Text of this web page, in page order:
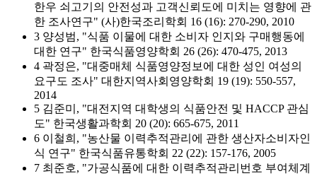
한우 쇠고기의 안전성과 고객신뢰도에 미치는 영향에 관
한 조사연구" (사)한국조리학회 16 (16): 270-290, 2010
3 양성범, "식품 이물에 대한 소비자 인지와 구매행동에
대한 연구" 한국식품영양학회 26 (26): 470-475, 2013
4 곽정은, "대중매체 식품영양정보에 대한 성인 여성의
요구도 조사" 대한지역사회영양학회 19 (19): 550-557,
2014
5 김준미, "대전지역 대학생의 식품안전 및 HACCP 관심
도" 한국생활과학회 20 (20): 665-675, 2011
6 이철희, "농산물 이력추적관리에 관한 생산자소비자인
식 연구" 한국식품유통학회 22 (22): 157-176, 2005
7 최준호, "가공식품에 대한 이력추적관리번호 부여체계